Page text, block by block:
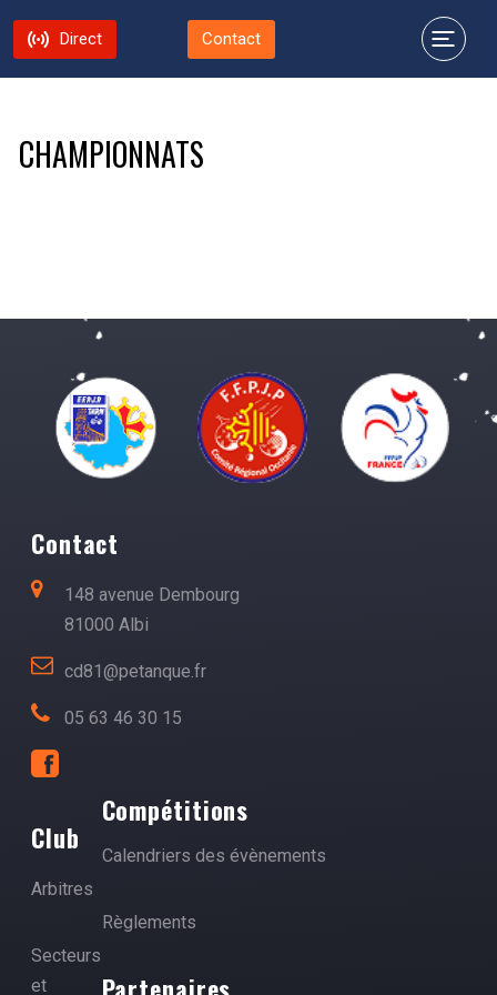
Direct Contact
CHAMPIONNATS
Contact
148 avenue Dembourg
81000 Albi
cd81@petanque.fr
05 63 46 30 15
Club
Arbitres
Secteurs
et
Compétitions
Calendriers des évènements
Règlements